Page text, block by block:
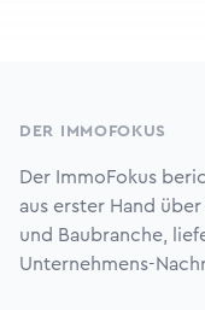
DER IMMOFOKUS
Der ImmoFokus
aus erster Hand
und Baubranche,
Unternehmens-